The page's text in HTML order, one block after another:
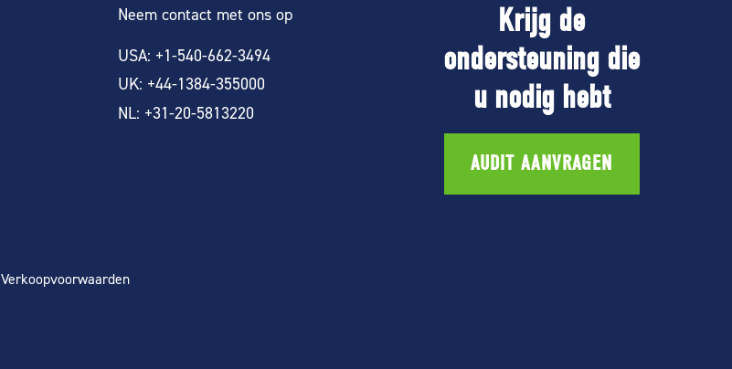
Neem contact met ons op
USA: +1-540-662-3494
UK: +44-1384-355000
NL: +31-20-5813220
Krijg de
ondersteuning die
u nodig hebt
AUDIT AANVRAGEN
Verkoopvoorwaarden